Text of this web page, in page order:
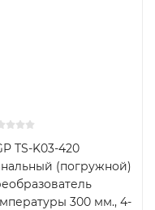
TS-K03-420
(погружной)
300 мм., 4-